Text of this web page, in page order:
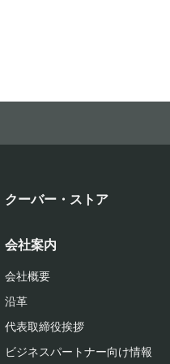
クーバー・ストア
会社案内
会社概要
沿革
代表取締役挨拶
ビジネスパートナー向け情報